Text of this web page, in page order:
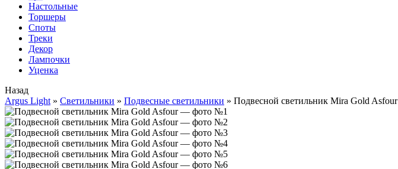
Настольные
Торшеры
Споты
Треки
Декор
Лампочки
Уценка
Назад
Argus Light » Cветильники » Подвесные светильники » Подвесной светильник Mira Gold Asfour